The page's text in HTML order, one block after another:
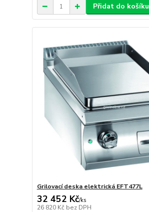
Přidat do košíku
Grilovací deska elektrická EFT477L
32 452 Kč/ks
26 820 Kč bez DPH